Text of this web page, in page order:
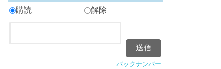
購読
解除
バックナンバー